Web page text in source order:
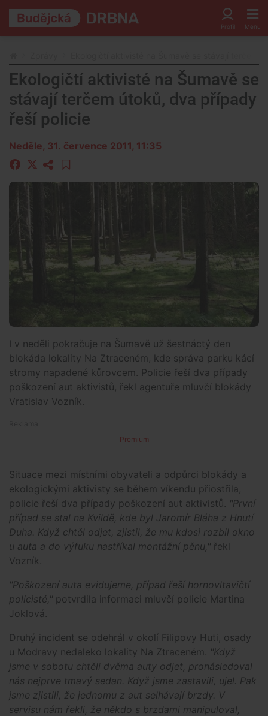
Ekologičtí aktivisté na Šumavě se
stávají terčem útoků, dva případy
řeší policie
Neděle, 31. července 2011, 11:35
I v neděli pokračuje na Šumavě už šestnáctý den
blokáda lokality Na Ztraceném, kde správa parku kácí
stromy napadené kůrovcem. Policie řeší dva případy
poškození aut aktivistů, řekl agentuře mluvčí blokády
Vratislav Vozník.
Premium
Situace mezi místními obyvateli a odpůrci blokády a
ekologickými aktivisty se během víkendu přiostřila,
policie řeší dva případy poškození aut aktivistů. "První
případ se stal na Kvildě, kde byl Jaromír Bláha z Hnutí
Duha. Když chtěl odjet, zjistil, že mu kdosi rozbil okno
u auta a do výfuku nastříkal montážní pěnu," řekl
Vozník.
"Poškození auta evidujeme, případ řeší hornovltavičtí
policisté," potvrdila informaci mluvčí policie Martina
Joklová.
Druhý incident se odehrál v okolí Filipovy Huti, osady
u Modravy nedaleko lokality Na Ztraceném. "Když
jsme v sobotu chtěli dvěma auty odjet, pronásledoval
nás nejprve tmavý sedan. Když jsme zastavili, ujel. Pak
jsme zjistili, že jednomu z aut selhávají brzdy. V
servisu nám řekli, že někdo s brzdami manipuloval,